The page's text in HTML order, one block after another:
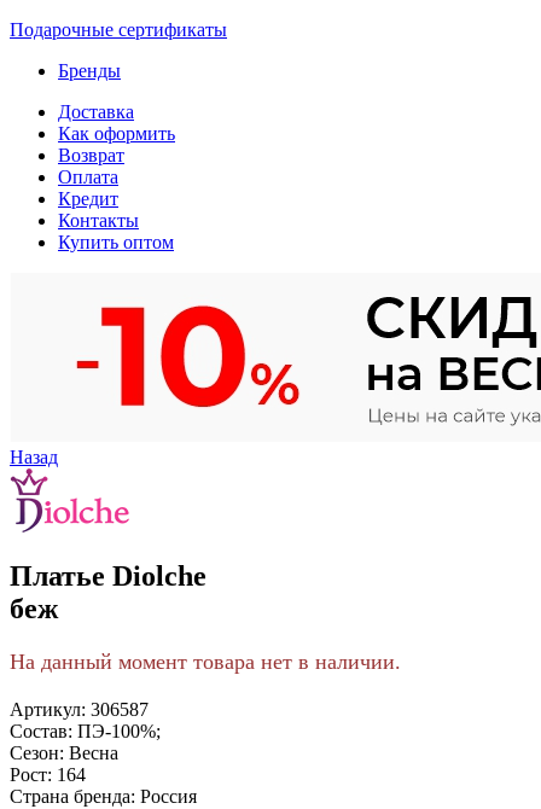
Подарочные сертификаты
Бренды
Доставка
Как оформить
Возврат
Оплата
Кредит
Контакты
Купить оптом
Назад
Платье Diolche
беж
На данный момент товара нет в наличии.
Артикул: 306587
Состав: ПЭ-100%;
Сезон: Весна
Рост: 164
Страна бренда: Россия